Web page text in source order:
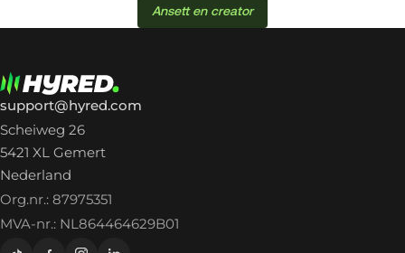
Ansett en creator
support@hyred.com
Scheiweg 26
5421 XL Gemert
Nederland
Org.nr.: 87975351
MVA-nr.: NL864464629B01